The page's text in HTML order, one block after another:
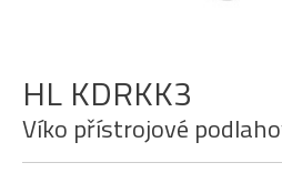
HL KDRKK3
Víko přístrojové